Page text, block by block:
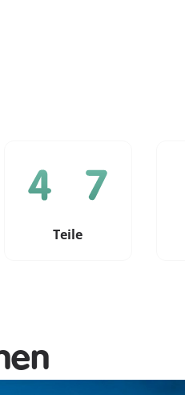
Teile